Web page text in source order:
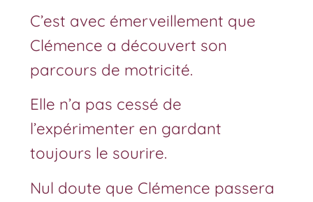
C’est avec émerveillement que
Clémence a découvert son
parcours de motricité.
Elle n’a pas cessé de
l’expérimenter en gardant
toujours le sourire.
Nul doute que Clémence passera